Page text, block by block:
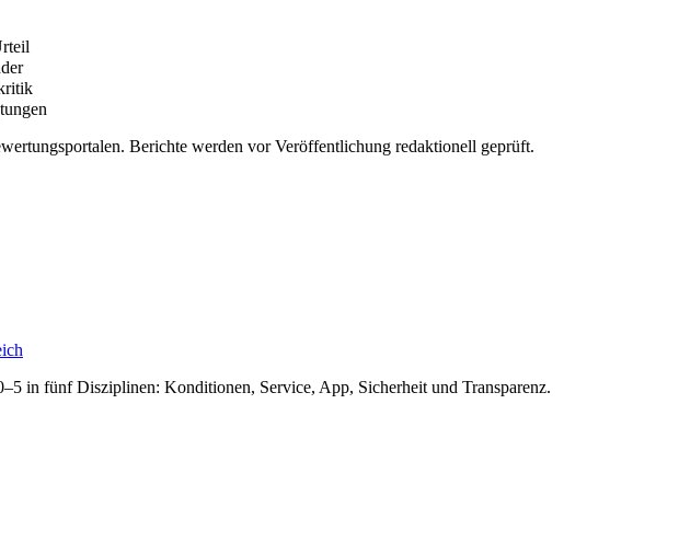
Berichte werden vor Veröffentlichung redaktionell geprüft.
in fünf Disziplinen: Konditionen, Service, App, Sicherheit und Transparenz.